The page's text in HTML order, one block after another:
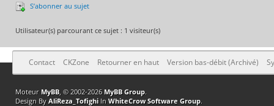
S’abonner au sujet
Utilisateur(s) parcourant ce sujet : 1 visiteur(s)
Contact CKZone Retourner en haut Version bas-débit (Archivé)
Moteur MyBB, © 2002-2026 MyBB Group.
Design By AliReza_TofighiIn WhiteCrow Software Group.